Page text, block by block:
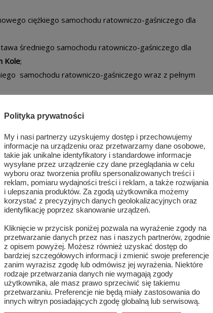
ciężkiego samochodu ratowniczo-gaśniczego dla
średniego samochodu ratowniczo-gaśniczego dla
Kole;
samochodu ratowniczo-gaśniczego wraz z pełnym
ratowniczo-gaśniczego dla
ratowniczo-gaśniczego wraz z pełnym wyposażeniem
dlaOSP Ciepielów;
ratowniczo-gaśniczego wraz z nowym
średniego samochodu ratowniczo-gaśniczego wraz z
zakup ciężkiego samochodu ratowniczo-gaśniczego wraz z
samochodu ratowniczo – gaśniczego z wyposażeniem dla
samochodu ratowniczo-gaśniczego wraz z wyposażeniem
– zakup nowego ciężkiego samochodu ratowniczo-
Straż Pożarną w Borkowicach ;
Polityka prywatności
My i nasi partnerzy uzyskujemy dostęp i przechowujemy
informacje na urządzeniu oraz przetwarzamy dane osobowe,
takie jak unikalne identyfikatory i standardowe informacje
wysyłane przez urządzenie czy dane przeglądania w celu
wyboru oraz tworzenia profilu spersonalizowanych treści i
reklam, pomiaru wydajności treści i reklam, a także rozwijania
i ulepszania produktów. Za zgodą użytkownika możemy
korzystać z precyzyjnych danych geolokalizacyjnych oraz
identyfikację poprzez skanowanie urządzeń.
Kliknięcie w przycisk poniżej pozwala na wyrażenie zgody na
przetwarzanie danych przez nas i naszych partnerów, zgodnie
z opisem powyżej. Możesz również uzyskać dostęp do
bardziej szczegółowych informacji i zmienić swoje preferencje
zanim wyrazisz zgodę lub odmówisz jej wyrażenia. Niektóre
rodzaje przetwarzania danych nie wymagają zgody
użytkownika, ale masz prawo sprzeciwić się takiemu
przetwarzaniu. Preferencje nie będą miały zastosowania do
innych witryn posiadających zgodę globalną lub serwisową.